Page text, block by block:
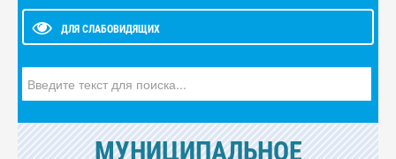
ДЛЯ СЛАБОВИДЯЩИХ
МУНИЦИПАЛЬНОЕ